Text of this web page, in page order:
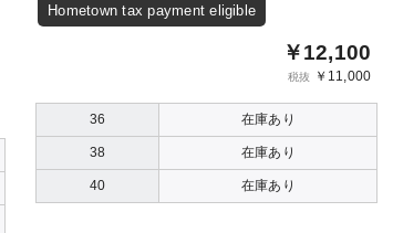
Hometown tax payment eligible
￥12,100
税抜 ￥11,000
36 在庫あり
38 在庫あり
40 在庫あり